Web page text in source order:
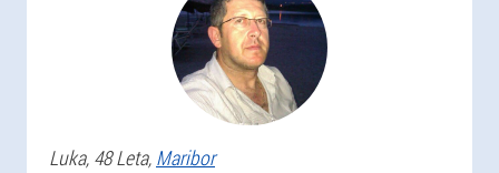
Luka, 48 Leta, Maribor